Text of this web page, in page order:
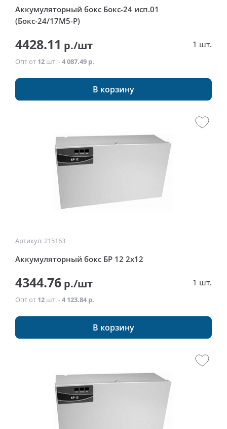
Аккумуляторный бокс Бокс-24 исп.01
(Бокс-24/17М5-Р)
4428.11 р./шт 1 шт.
Опт от 12 шт. -4 087.49 р.
В корзину
Артикул: 215163
Аккумуляторный бокс БР 12 2х12
4344.76 р./шт 1 шт.
Опт от 12 шт. -4 123.84 р.
В корзину